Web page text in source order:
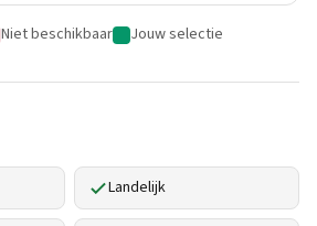
Niet beschikbaar Jouw selectie
Landelijk